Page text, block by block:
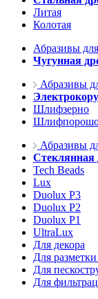
Литая
Колотая
Абразивы
Чугунная
Абразивы
Шлифзерно
Абразивы
Стеклянная
Tech Beads
Lux
Duolux P3
Duolux P2
Duolux P1
UltraLux
Для декора
Для
Для
Для